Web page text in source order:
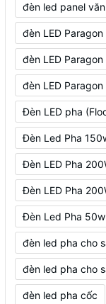
đèn led panel
đèn LED
đèn LED
đèn LED
Đèn LED pha
Đèn Led Pha
Đèn LED Pha
Đèn LED Pha
Đèn Led Pha 50w
đèn led pha cho
đèn led pha cho
đèn led pha cốc